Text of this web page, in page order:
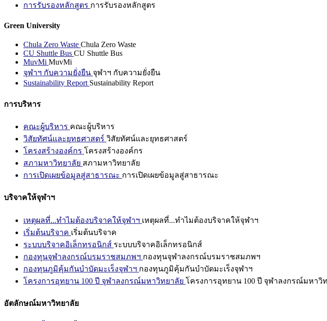
การรับรองหลักสูตร การรับรองหลักสูตร
Green University
Chula Zero Waste Chula Zero Waste
CU Shuttle Bus CU Shuttle Bus
MuvMi MuvMi
จุฬาฯ กับความยั่งยืน จุฬาฯ กับความยั่งยืน
Sustainability Report Sustainability Report
การบริหาร
คณะผู้บริหาร คณะผู้บริหาร
วิสัยทัศน์และยุทธศาสตร์ วิสัยทัศน์และยุทธศาสตร์
โครงสร้างองค์กร โครงสร้างองค์กร
สภามหาวิทยาลัย สภามหาวิทยาลัย
การเปิดเผยข้อมูลสู่สาธารณะ การเปิดเผยข้อมูลสู่สาธารณะ
บริจาคให้จุฬาฯ
เหตุผลที่...ทำไมต้องบริจาคให้จุฬาฯ เหตุผลที่...ทำไมต้องบริจาคให้จุฬาฯ
เริ่มต้นบริจาค เริ่มต้นบริจาค
ระบบบริจาคอิเล็กทรอนิกส์ ระบบบริจาคอิเล็กทรอนิกส์
กองทุนจุฬาลงกรณ์บรมราชสมภพฯ กองทุนจุฬาลงกรณ์บรมราชสมภพฯ
กองทุนภูมิคุ้มกันบำบัดมะเร็งจุฬาฯ กองทุนภูมิคุ้มกันบำบัดมะเร็งจุฬาฯ
โครงการอุทยาน 100 ปี จุฬาลงกรณ์มหาวิทยาลัย โครงการอุทยาน 100 ปี จุฬาลงกรณ์มหาวิ
อัตลักษณ์มหาวิทยาลัย